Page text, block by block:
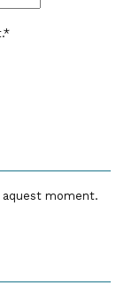
.*
aquest moment.